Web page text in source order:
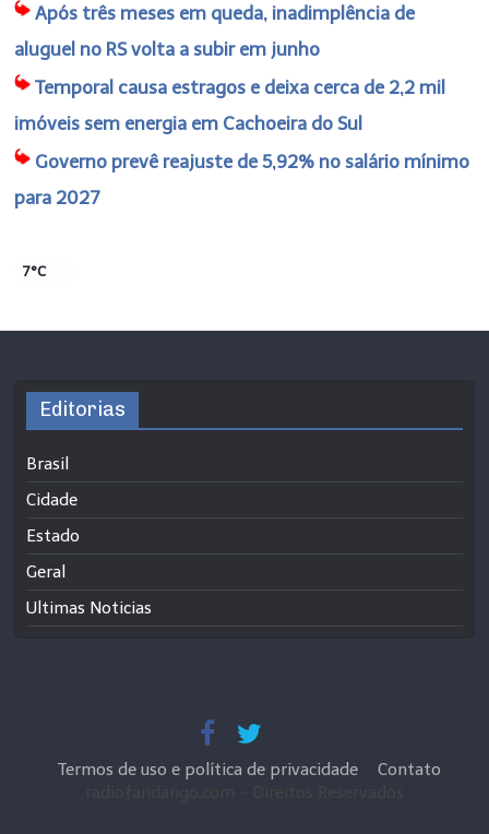
Após três meses em queda, inadimplência de
aluguel no RS volta a subir em junho
Temporal causa estragos e deixa cerca de 2,2 mil
imóveis sem energia em Cachoeira do Sul
Governo prevê reajuste de 5,92% no salário mínimo
para 2027
7°C
Editorias
Brasil
Cidade
Estado
Geral
Ultimas Noticias
Termos de uso e política de privacidade
Contato